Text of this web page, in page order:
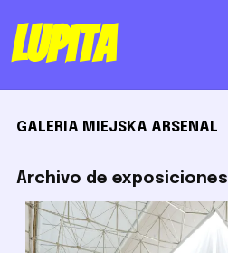
Lupita
GALERIA MIEJSKA ARSENAL
Archivo de exposiciones